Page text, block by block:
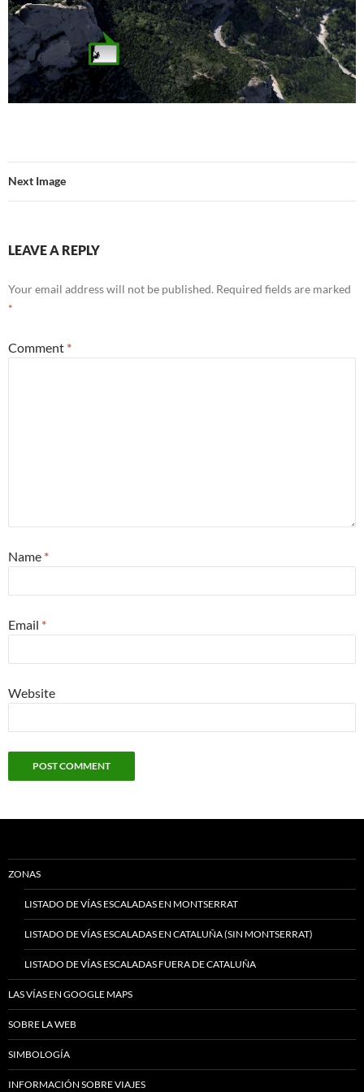
Next Image
LEAVE A REPLY
Your email address will not be published. Required fields are marked
*
Comment *
Name *
Email *
Website
ZONAS
LISTADO DE VÍAS ESCALADAS EN MONTSERRAT
LISTADO DE VÍAS ESCALADAS EN CATALUÑA (SIN MONTSERRAT)
LISTADO DE VÍAS ESCALADAS FUERA DE CATALUÑA
LAS VÍAS EN GOOGLE MAPS
SOBRE LA WEB
SIMBOLOGÍA
INFORMACIÓN SOBRE VIAJES